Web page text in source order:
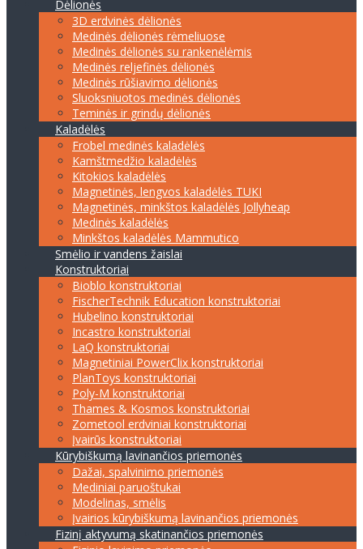
Dėlionės
3D erdvinės dėlionės
Medinės dėlionės rėmeliuose
Medinės dėlionės su rankenėlėmis
Medinės reljefinės dėlionės
Medinės rūšiavimo dėlionės
Sluoksniuotos medinės dėlionės
Teminės ir grindų dėlionės
Kaladėlės
Frobel medinės kaladėlės
Kamštmedžio kaladėlės
Kitokios kaladėlės
Magnetinės, lengvos kaladėlės TUKI
Magnetinės, minkštos kaladėlės Jollyheap
Medinės kaladėlės
Minkštos kaladėlės Mammutico
Smėlio ir vandens žaislai
Konstruktoriai
Bioblo konstruktoriai
FischerTechnik Education konstruktoriai
Hubelino konstruktoriai
Incastro konstruktoriai
LaQ konstruktoriai
Magnetiniai PowerClix konstruktoriai
PlanToys konstruktoriai
Poly-M konstruktoriai
Thames & Kosmos konstruktoriai
Zometool erdviniai konstruktoriai
Įvairūs konstruktoriai
Kūrybiškumą lavinančios priemonės
Dažai, spalvinimo priemonės
Mediniai paruoštukai
Modelinas, smėlis
Įvairios kūrybiškumą lavinančios priemonės
Fizinį aktyvumą skatinančios priemonės